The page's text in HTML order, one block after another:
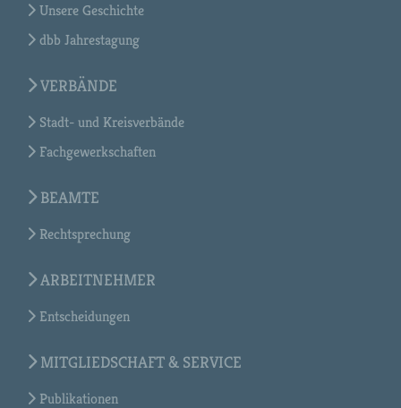
Unsere Geschichte
dbb Jahrestagung
VERBÄNDE
Stadt- und Kreisverbände
Fachgewerkschaften
BEAMTE
Rechtsprechung
ARBEITNEHMER
Entscheidungen
MITGLIEDSCHAFT & SERVICE
Publikationen